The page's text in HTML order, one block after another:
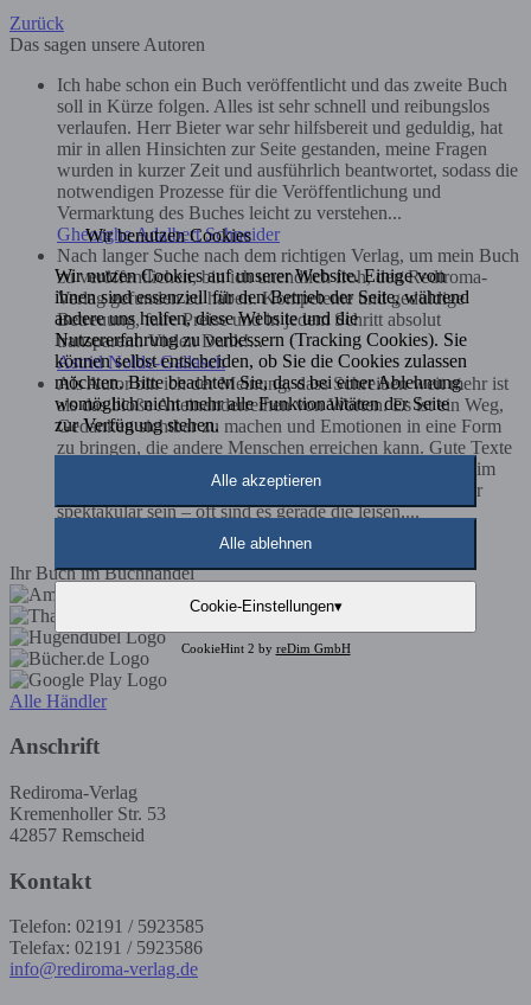
Zurück
Das sagen unsere Autoren
Ich habe schon ein Buch veröffentlicht und das zweite Buch
soll in Kürze folgen. Alles ist sehr schnell und reibungslos
verlaufen. Herr Bieter war sehr hilfsbereit und geduldig, hat
mir in allen Hinsichten zur Seite gestanden, meine Fragen
wurden in kurzer Zeit und ausführlich beantwortet, sodass die
notwendigen Prozesse für die Veröffentlichung und
Vermarktung des Buches leicht zu verstehen...
Gheorghe Adalbert Schneider
Nach langer Suche nach dem richtigen Verlag, um mein Buch
zu veröffentlichen, bin ich unendlich froh, den Rediroma-
Verlag gefunden zu haben. Kompetente und geduldige
Betreuung, faire Preise und in jedem Schritt absolut
transparent. Vielen Dank!...
Astrid Nolde-Gallasch
Als Autor bin ich der Meinung, dass Schreiben weit mehr ist
als das bloße Aneinanderreihen von Worten. Es ist ein Weg,
Gedanken sichtbar zu machen und Emotionen in eine Form
zu bringen, die andere Menschen erreichen kann. Gute Texte
entstehen für mich dann, wenn Ehrlichkeit und Klarheit im
Mittelpunkt stehen. Nicht jede Geschichte muss laut oder
spektakulär sein – oft sind es gerade die leisen,...
Ihr Buch im Buchhandel
Alle Händler
Anschrift
Rediroma-Verlag
Kremenholler Str. 53
42857 Remscheid
Kontakt
Telefon: 02191 / 5923585
Telefax: 02191 / 5923586
info@rediroma-verlag.de
Wir benutzen Cookies
Wir nutzen Cookies auf unserer Website. Einige von
ihnen sind essenziell für den Betrieb der Seite, während
andere uns helfen, diese Website und die
Nutzererfahrung zu verbessern (Tracking Cookies). Sie
können selbst entscheiden, ob Sie die Cookies zulassen
möchten. Bitte beachten Sie, dass bei einer Ablehnung
womöglich nicht mehr alle Funktionalitäten der Seite
zur Verfügung stehen.
Alle akzeptieren
Alle ablehnen
Cookie-Einstellungen▾
CookieHint 2 by reDim GmbH